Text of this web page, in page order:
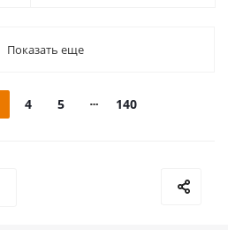
Показать еще
4 5 140